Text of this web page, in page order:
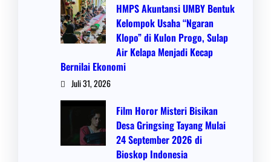
HMPS Akuntansi UMBY Bentuk
Kelompok Usaha “Ngaran
Klopo” di Kulon Progo, Sulap
Air Kelapa Menjadi Kecap
Bernilai Ekonomi
Juli 31, 2026
Film Horor Misteri Bisikan
Desa Gringsing Tayang Mulai
24 September 2026 di
Bioskop Indonesia